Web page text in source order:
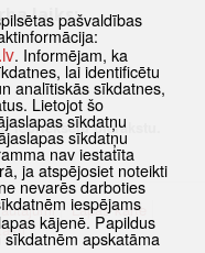
laiks:
iepriekšēju pierakstu.
Lapas karte
pašvaldības
. Informējam, ka
lai identificētu
analītiskās sīkdatnes,
Lietojot šo
sīkdatņu
sīkdatņu
nav iestatīta
ja atspējosiet noteikti
nevarēs darboties
iespējams
kājenē. Papildus
apskatāma